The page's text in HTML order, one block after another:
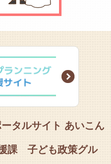
Next
タルサイト あいこん
課 子ども政策グル